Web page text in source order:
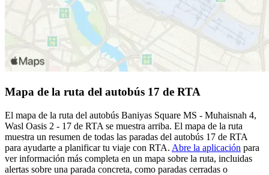
Mapa de la ruta del autobús 17 de RTA
El mapa de la ruta del autobús Baniyas Square MS - Muhaisnah 4,
Wasl Oasis 2 - 17 de RTA se muestra arriba. El mapa de la ruta
muestra un resumen de todas las paradas del autobús 17 de RTA
para ayudarte a planificar tu viaje con RTA. Abre la aplicación para
ver información más completa en un mapa sobre la ruta, incluidas
alertas sobre una parada concreta, como paradas cerradas o